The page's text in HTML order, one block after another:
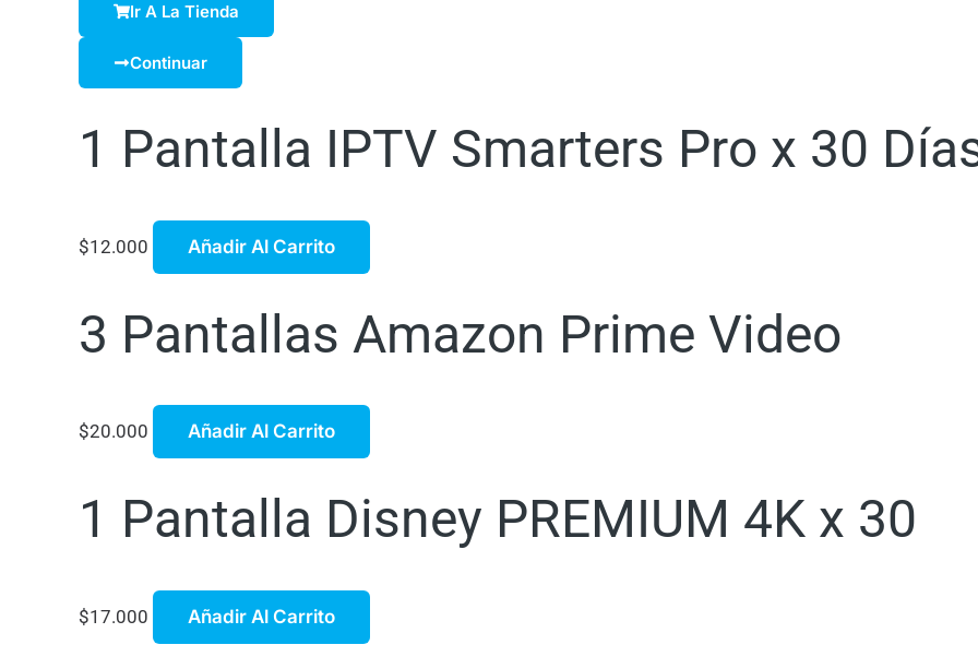
Ir A La Tienda
Continuar
1 Pantalla IPTV Smarters Pro x 30
$12.000 Añadir Al Carrito
3 Pantallas Amazon Prime Video
$20.000 Añadir Al Carrito
1 Pantalla Disney PREMIUM 4K x 30
$17.000 Añadir Al Carrito